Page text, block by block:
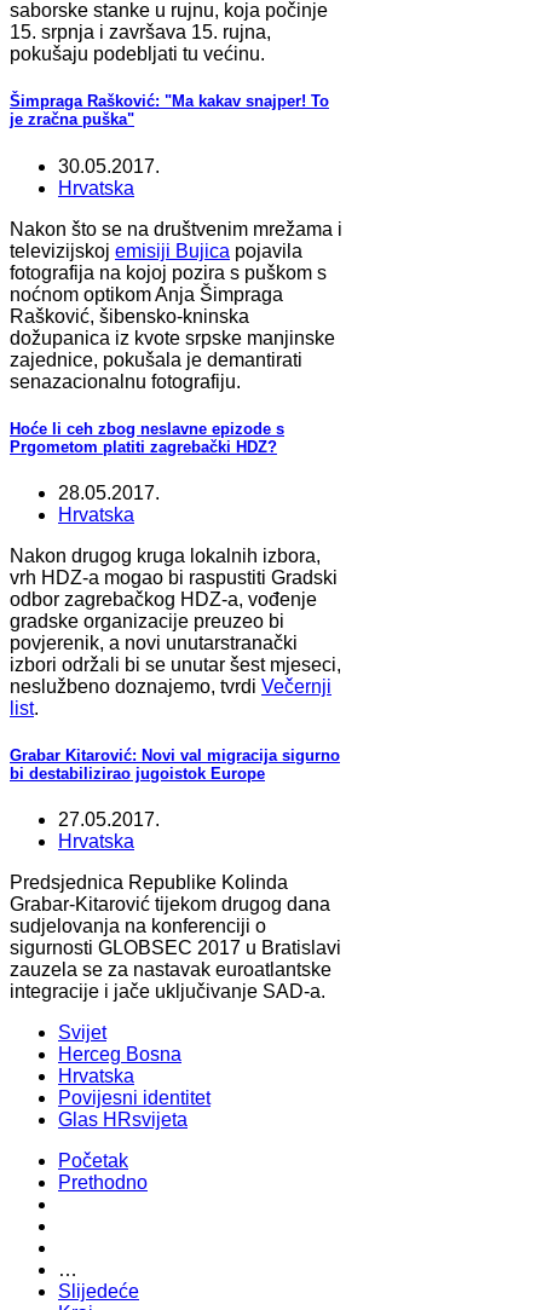
saborske stanke u rujnu, koja počinje
15. srpnja i završava 15. rujna,
pokušaju podebljati tu većinu.
Šimpraga Rašković: "Ma kakav snajper! To
je zračna puška"
30.05.2017.
Hrvatska
Nakon što se na društvenim mrežama i
televizijskoj emisiji Bujica pojavila
fotografija na kojoj pozira s puškom s
noćnom optikom Anja Šimpraga
Rašković, šibensko-kninska
dožupanica iz kvote srpske manjinske
zajednice, pokušala je demantirati
senazacionalnu fotografiju.
Hoće li ceh zbog neslavne epizode s
Prgometom platiti zagrebački HDZ?
28.05.2017.
Hrvatska
Nakon drugog kruga lokalnih izbora,
vrh HDZ-a mogao bi raspustiti Gradski
odbor zagrebačkog HDZ-a, vođenje
gradske organizacije preuzeo bi
povjerenik, a novi unutarstranački
izbori održali bi se unutar šest mjeseci,
neslužbeno doznajemo, tvrdi Večernji
list.
Grabar Kitarović: Novi val migracija sigurno
bi destabilizirao jugoistok Europe
27.05.2017.
Hrvatska
Predsjednica Republike Kolinda
Grabar-Kitarović tijekom drugog dana
sudjelovanja na konferenciji o
sigurnosti GLOBSEC 2017 u Bratislavi
zauzela se za nastavak euroatlantske
integracije i jače uključivanje SAD-a.
Svijet
Herceg Bosna
Hrvatska
Povijesni identitet
Glas HRsvijeta
Početak
Prethodno
…
Slijedeće